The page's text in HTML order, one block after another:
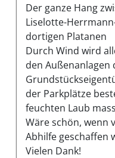
Der ganze Hang
Liselotte-
dortigen Platanen
Durch Wind wird
den Außenanlagen
der Parkplätze
feuchten Laub
Wäre schön, wenn
Abhilfe geschaffen
Vielen Dank!